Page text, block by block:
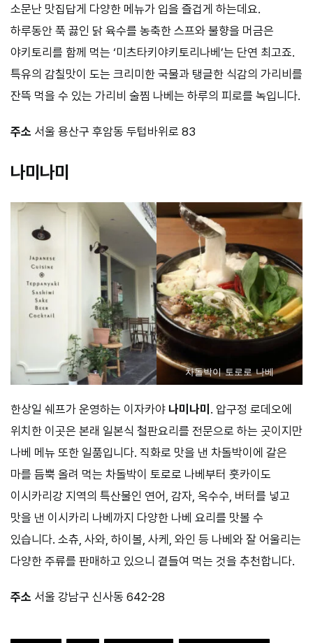
소문난 맛집답게 다양한 메뉴가 입을 즐겁게 하는데요.
하루동안 푹 끓인 닭 육수를 농축한 스프와 불향을 머금은
야키토리를 함께 먹는 ‘미츠타키야키토리나베’는 단연 최고죠.
특유의 감칠맛이 도는 크리미한 국물과 탱글한 식감의 가리비를
잔뜩 먹을 수 있는 가리비 술찜 나베는 하루의 피로를 녹입니다.
주소 서울 용산구 후암동 두텁바위로 83
나미나미
차돌박이 토로로 나베
한상일 쉐프가 운영하는 이자카야 나미나미 . 압구정 로데오에
위치한 이곳은 본래 일본식 철판요리를 전문으로 하는 곳이지만
나베 메뉴 또한 일품입니다. 직화로 맛을 낸 차돌박이에 갈은
마를 듬뿍 올려 먹는 차돌박이 토로로 나베부터 훗카이도
이시카리강 지역의 특산물인 연어, 감자, 옥수수, 버터를 넣고
맛을 낸 이시카리 나베까지 다양한 나베 요리를 맛볼 수
있습니다. 소츄, 사와, 하이볼, 사케, 와인 등 나베와 잘 어울리는
다양한 주류를 판매하고 있으니 곁들여 먹는 것을 추천합니다.
주소 서울 강남구 신사동 642-28